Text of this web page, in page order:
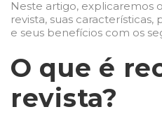
Neste artigo, explicaremos
revista, suas características,
e seus benefícios com os
O que é
revista?